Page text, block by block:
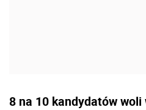
8 na 10 kandydatów